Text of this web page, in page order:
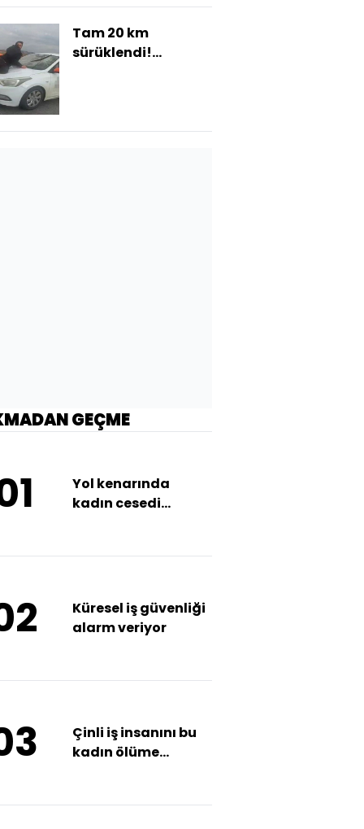
Tam 20 km
sürüklendi!
GEÇME
Yol kenarında
kadın cesedi
Küresel iş güvenliği
alarm veriyor
Çinli iş insanını bu
kadın ölüme